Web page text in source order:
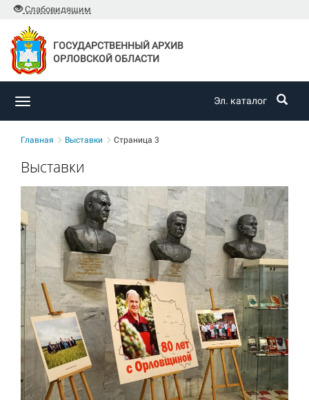
Слабовидящим
ГОСУДАРСТВЕННЫЙ АРХИВ
ОРЛОВСКОЙ ОБЛАСТИ
Toggle
Эл. каталог
Главная Выставки Страница 3
Выставки